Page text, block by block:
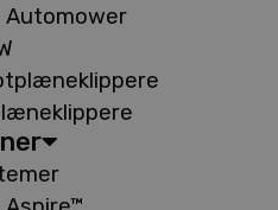
Automower